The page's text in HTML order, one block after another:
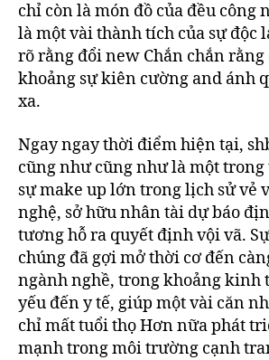
chỉ còn là món đồ của đều công
là một vài thành tích của sự độc
rõ rằng đổi new Chắn chắn
khoảng sự kiên cường and ánh
xa.
Ngay ngay thời điểm hiện tại,
cũng như cũng như là một
sự make up lớn trong lịch sử vẻ
nghệ, sở hữu nhân tài dự báo
tương hỗ ra quyết định vội vã.
chúng đã gợi mở thời cơ đến
ngành nghề, trong khoảng kinh
yếu đến y tế, giúp một vài căn
chỉ mất tuổi thọ Hơn nữa phát
mạnh trong môi trường cạnh